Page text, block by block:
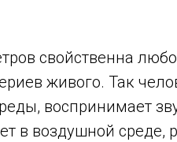
свойственна
живого. Так
воспринимает
в воздушной